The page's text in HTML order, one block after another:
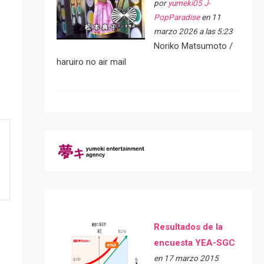
por yumeki05 J-
PopParadiseen 11
marzo 2026 a las 5:23
Noriko Matsumoto /
haruiro no air mail
Resultados de la
encuesta YEA-SGC
en 17 marzo 2015